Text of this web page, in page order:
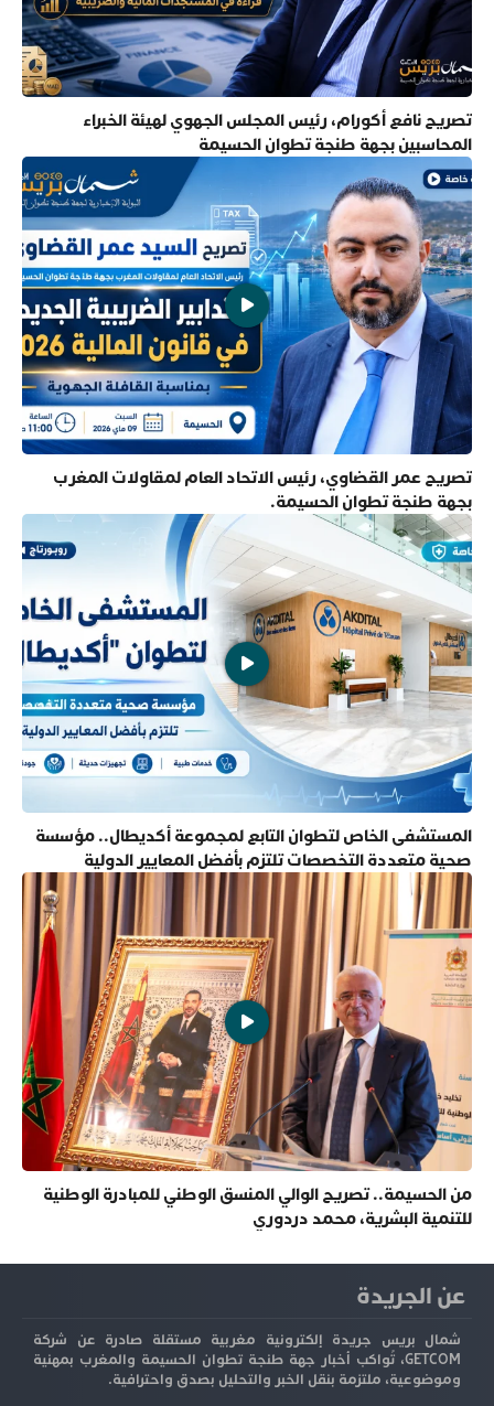
تصريح نافع أكورام، رئيس المجلس الجهوي لهيئة الخبراء
المحاسبين بجهة طنجة تطوان الحسيمة
تصريح عمر القضاوي، رئيس الاتحاد العام لمقاولات المغرب
بجهة طنجة تطوان الحسيمة.
المستشفى الخاص لتطوان التابع لمجموعة أكديطال.. مؤسسة
صحية متعددة التخصصات تلتزم بأفضل المعايير الدولية
من الحسيمة.. تصريح الوالي المنسق الوطني للمبادرة الوطنية
للتنمية البشرية، محمد دردوري
عن الجريدة
شمال بريس جريدة إلكترونية مغربية مستقلة صادرة عن شركة
GETCOM، تُواكب أخبار جهة طنجة تطوان الحسيمة والمغرب بمهنية
وموضوعية، ملتزمة بنقل الخبر والتحليل بصدق واحترافية.